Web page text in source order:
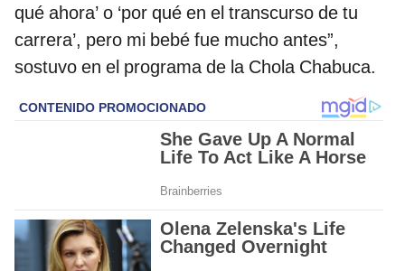
qué ahora’ o ‘por qué en el transcurso de tu
carrera’, pero mi bebé fue mucho antes”,
sostuvo en el programa de la Chola Chabuca.